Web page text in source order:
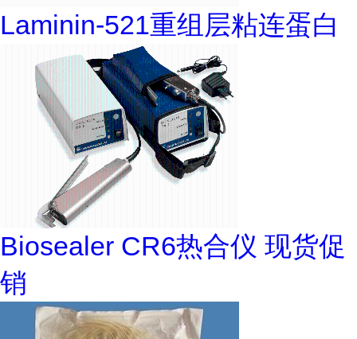
Laminin-521重组层粘连蛋白
Biosealer CR6热合仪 现货促
销